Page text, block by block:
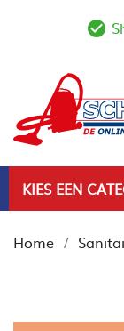
KIES EEN
Home